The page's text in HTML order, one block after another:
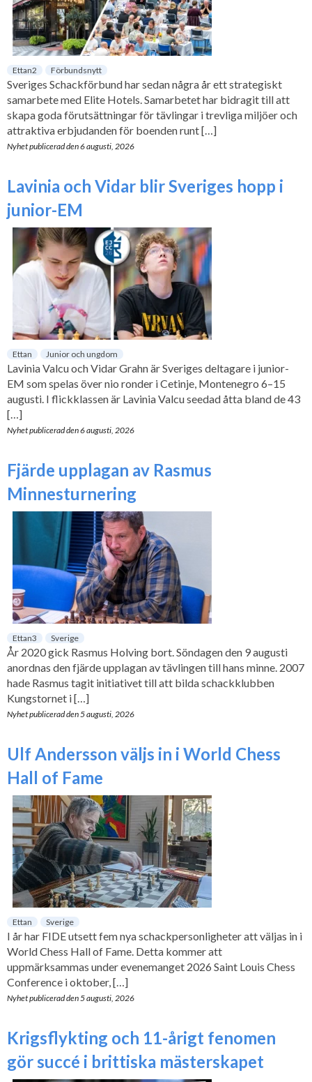
Ettan2 Förbundsnytt
Sveriges Schackförbund har sedan några år ett strategiskt
samarbete med Elite Hotels. Samarbetet har bidragit till att
skapa goda förutsättningar för tävlingar i trevliga miljöer och
attraktiva erbjudanden för boenden runt […]
Nyhet publicerad den6 augusti, 2026
Lavinia och Vidar blir Sveriges hopp i
junior-EM
Ettan Junior och ungdom
Lavinia Valcu och Vidar Grahn är Sveriges deltagare i junior-
EM som spelas över nio ronder i Cetinje, Montenegro 6–15
augusti. I flickklassen är Lavinia Valcu seedad åtta bland de 43
[…]
Nyhet publicerad den6 augusti, 2026
Fjärde upplagan av Rasmus
Minnesturnering
Ettan3 Sverige
År 2020 gick Rasmus Holving bort. Söndagen den 9 augusti
anordnas den fjärde upplagan av tävlingen till hans minne. 2007
hade Rasmus tagit initiativet till att bilda schackklubben
Kungstornet i […]
Nyhet publicerad den5 augusti, 2026
Ulf Andersson väljs in i World Chess
Hall of Fame
Ettan Sverige
I år har FIDE utsett fem nya schackpersonligheter att väljas in i
World Chess Hall of Fame. Detta kommer att
uppmärksammas under evenemanget 2026 Saint Louis Chess
Conference i oktober, […]
Nyhet publicerad den5 augusti, 2026
Krigsflykting och 11-årigt fenomen
gör succé i brittiska mästerskapet